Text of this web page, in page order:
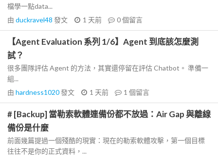
檔學一點data...
由 duckravel48 發文 1 天前 0個留言
【Agent Evaluation 系列 1/6】Agent 到底該怎麼測
試？
很多團隊評估 Agent 的方法，其實還停留在評估 Chatbot。 準備一
組...
由 hardness1020發文 1 天前 1 個留言
# [Backup] 當勒索軟體連備份都不放過：Air Gap 與離線
備份是什麼
前面幾篇提過一個殘酷的現實：現在的勒索軟體攻擊，第一個目標
往往不是你的正式資料，...